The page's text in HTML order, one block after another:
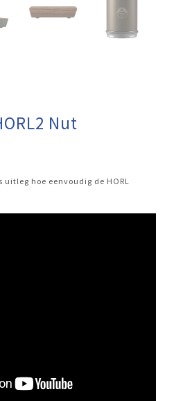
Nut
hoe eenvoudig de HORL